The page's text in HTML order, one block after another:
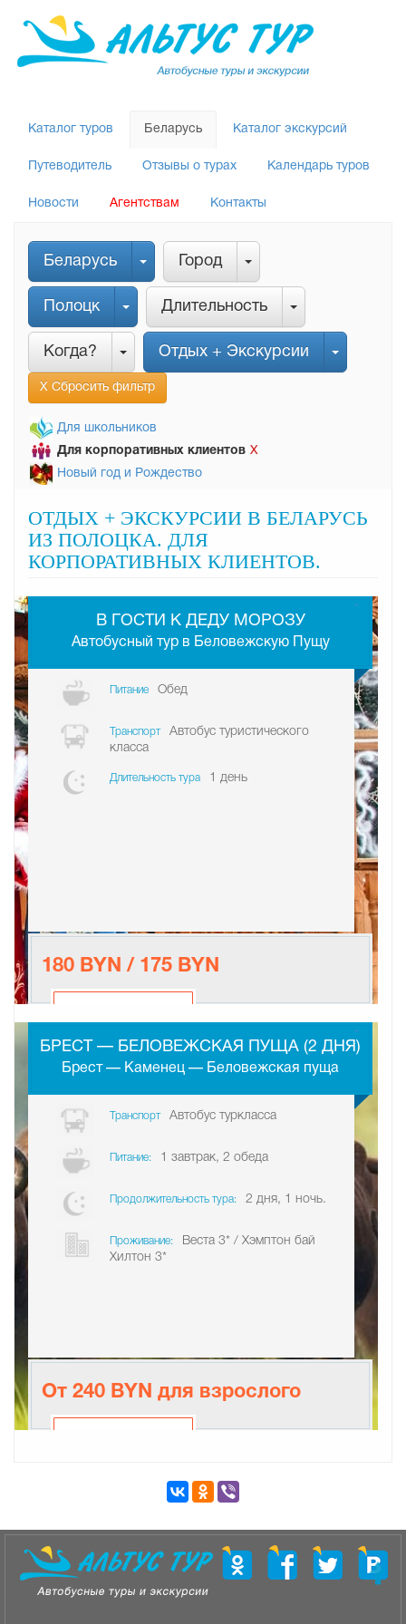
Каталог туров Беларусь Каталог экскурсий
Путеводитель Отзывы о турах Календарь туров
Новости Агентствам Контакты
Беларусь Город
Полоцк Длительность
Когда? Отдых + Экскурсии
Х Сбросить фильтр
Для школьников
Для корпоративных клиентов Х
Новый год и Рождество
ОТДЫХ + ЭКСКУРСИИ В БЕЛАРУСЬ
ИЗ ПОЛОЦКА. ДЛЯ
КОРПОРАТИВНЫХ КЛИЕНТОВ.
В ГОСТИ К ДЕДУ МОРОЗУ
Автобусный тур в Беловежскую Пущу
Питание Обед
Транспорт
Автобус туристического
класса
Длительность тура 1 день
180 BYN / 175 BYN
-
БРЕСТ — БЕЛОВЕЖСКАЯ ПУЩА (2 ДНЯ)
Брест — Каменец — Беловежская пуща
Транспорт Автобус туркласса
Питание: 1 завтрак, 2 обеда
Продолжительность тура: 2 дня, 1 ночь.
Проживание:
Веста 3* / Хэмптон бай
Хилтон 3*
От 240 BYN для взрослого
-